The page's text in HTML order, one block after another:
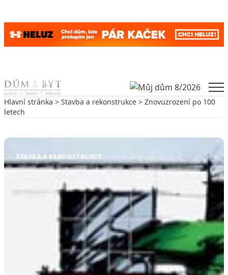
Skip to content
Hlavní stránka > Stavba a rekonstrukce > Znovuzrození po 100
letech
STAVBA A REKONSTRUKCE